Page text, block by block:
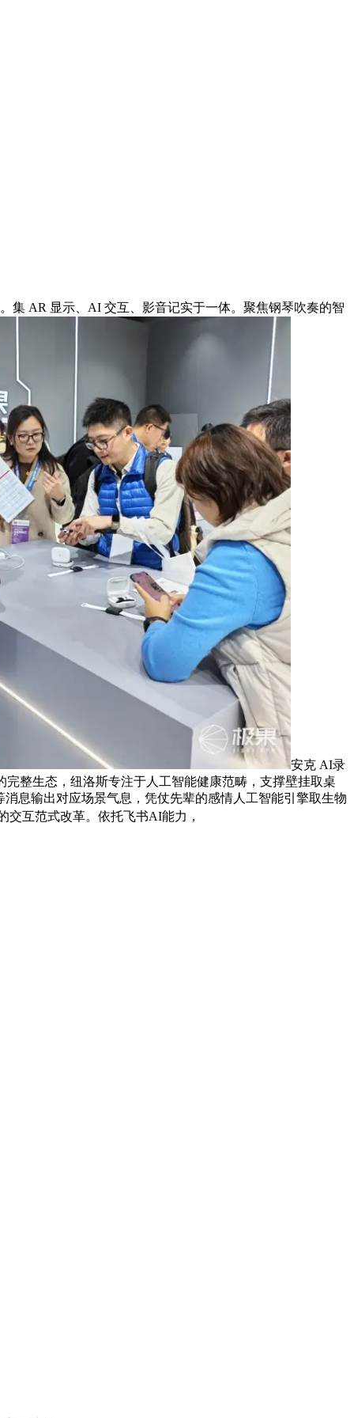
集 AR 显示、AI 交互、影音记实于一体。聚焦钢琴吹奏的智
安克 AI录
整生态，纽洛斯专注于人工智能健康范畴，支撑壁挂取桌
息输出对应场景气息，凭仗先辈的感情人工智能引擎取生物
交互范式改革。依托飞书AI能力，